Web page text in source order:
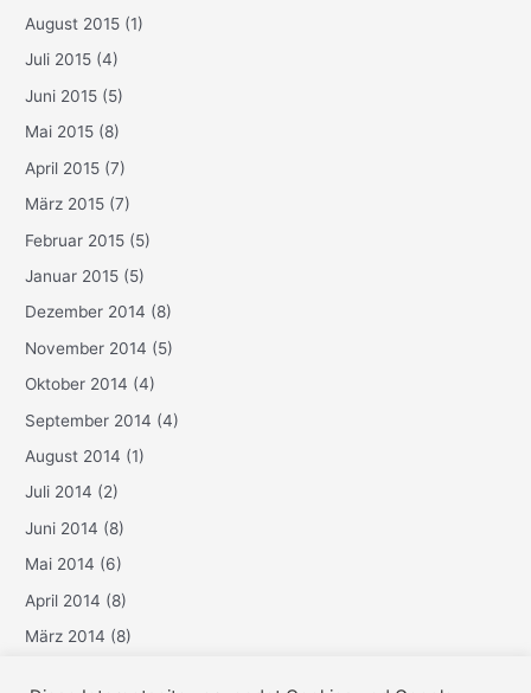
August 2015 (1)
Juli 2015 (4)
Juni 2015 (5)
Mai 2015 (8)
April 2015 (7)
März 2015 (7)
Februar 2015 (5)
Januar 2015 (5)
Dezember 2014 (8)
November 2014 (5)
Oktober 2014 (4)
September 2014 (4)
August 2014 (1)
Juli 2014 (2)
Juni 2014 (8)
Mai 2014 (6)
April 2014 (8)
März 2014 (8)